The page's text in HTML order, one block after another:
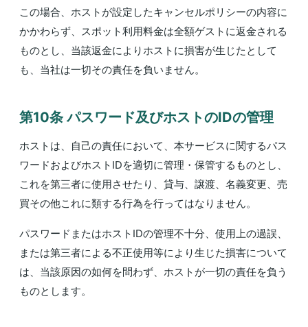
この場合、ホストが設定したキャンセルポリシーの内容に
かかわらず、スポット利用料金は全額ゲストに返金される
ものとし、当該返金によりホストに損害が生じたとして
も、当社は一切その責任を負いません。
第10条 パスワード及びホストのIDの管理
ホストは、自己の責任において、本サービスに関するパス
ワードおよびホストIDを適切に管理・保管するものとし、
これを第三者に使用させたり、貸与、譲渡、名義変更、売
買その他これに類する行為を行ってはなりません。
パスワードまたはホストIDの管理不十分、使用上の過誤、
または第三者による不正使用等により生じた損害について
は、当該原因の如何を問わず、ホストが一切の責任を負う
ものとします。